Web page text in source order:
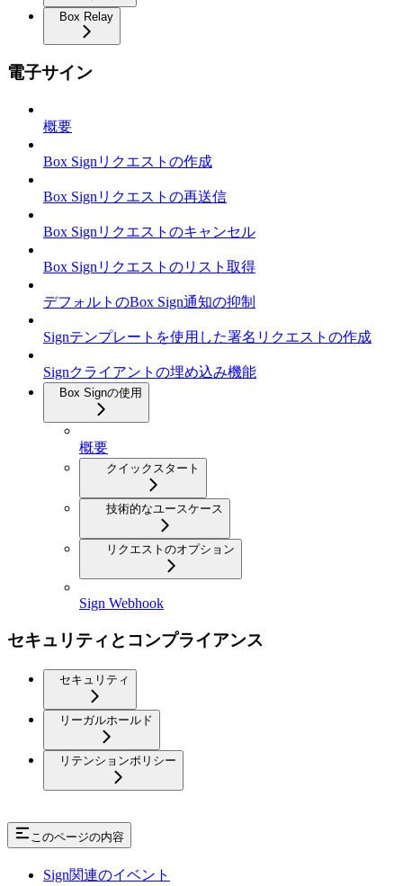
Box Relay
電子サイン
概要
Box Signリクエストの作成
Box Signリクエストの再送信
Box Signリクエストのキャンセル
Box Signリクエストのリスト取得
デフォルトのBox Sign通知の抑制
Signテンプレートを使用した署名リクエストの作成
Signクライアントの埋め込み機能
Box Signの使用
概要
クイックスタート
技術的なユースケース
リクエストのオプション
Sign Webhook
セキュリティとコンプライアンス
セキュリティ
リーガルホールド
リテンションポリシー
このページの内容
Sign関連のイベント